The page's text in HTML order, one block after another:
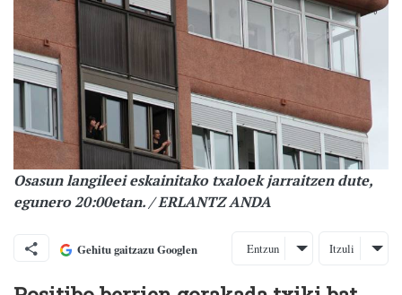
Osasun langileei eskainitako txaloek jarraitzen dute,
egunero 20:00etan. / ERLANTZ ANDA
Gehitu gaitzazu Googlen Entzun Itzuli